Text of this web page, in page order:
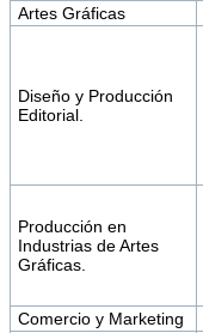
Artes Gráficas
Diseño y Producción
Editorial.
Producción en
Industrias de Artes
Gráficas.
Comercio y Marketing